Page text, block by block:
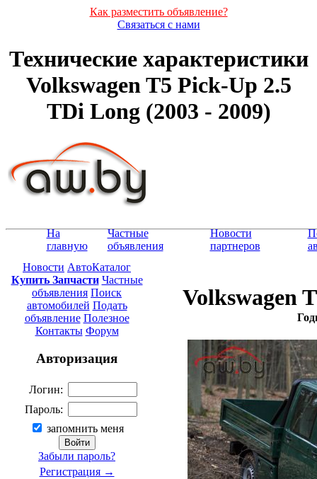
Как разместить объявление?
Связаться с нами
Технические характеристики
Volkswagen T5 Pick-Up 2.5
TDi Long (2003 - 2009)
На
главную
Частные
объявления
Новости
партнеров
Новости АвтоКаталог
Купить Запчасти Частные
объявления Поиск
автомобилей Подать
объявление Полезное
Контакты Форум
Авторизация
Логин:
Пароль:
запомнить меня
Забыли пароль?
Регистрация →
Volkswagen